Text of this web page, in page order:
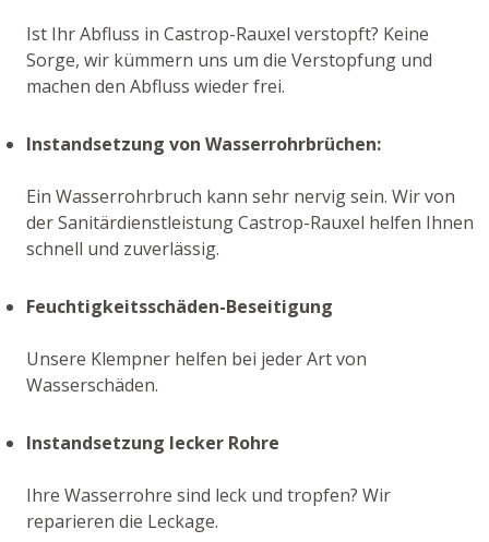
Ist Ihr Abfluss in Castrop-Rauxel verstopft? Keine
Sorge, wir kümmern uns um die Verstopfung und
machen den Abfluss wieder frei.
Instandsetzung von Wasserrohrbrüchen:
Ein Wasserrohrbruch kann sehr nervig sein. Wir von
der Sanitärdienstleistung Castrop-Rauxel helfen Ihnen
schnell und zuverlässig.
Feuchtigkeitsschäden-Beseitigung
Unsere Klempner helfen bei jeder Art von
Wasserschäden.
Instandsetzung lecker Rohre
Ihre Wasserrohre sind leck und tropfen? Wir
reparieren die Leckage.